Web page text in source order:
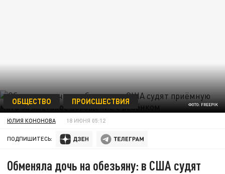
ФОТО: FREEPIK
ОБЩЕСТВО ПРОИСШЕСТВИЯ
ЮЛИЯ КОНОНОВА 18 ИЮНЯ 05:12
ПОДПИШИТЕСЬ:
Обменяла дочь на обезьяну: в США судят